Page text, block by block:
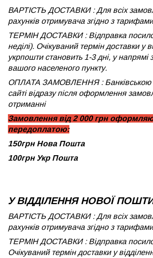
ВАРТІСТЬ ДОСТАВКИ : Для всіх
рахунків отримувача згідно з
ТЕРМІН ДОСТАВКИ : Відправка
неділі). Очікуваний термін доставки у
укрпошти становить 1-3 дні, у напрямі
вашого населеного пункту.
ОПЛАТА ЗАМОВЛЕННЯ : Банківською
сайті відразу після оформлення
отриманні
Замовлення від 2 000 грн
передоплатою:
150грн Нова Пошта
100грн Укр Пошта
У ВІДДІЛЕННЯ НОВОЇ
ВАРТІСТЬ ДОСТАВКИ : Для всіх
рахунків отримувача згідно з
ТЕРМІН ДОСТАВКИ : Відправка
Очікуваний термін доставки у